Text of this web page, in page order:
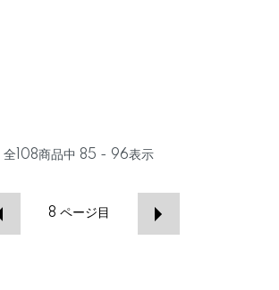
全 108商品中 85 - 96表示
8 ページ目